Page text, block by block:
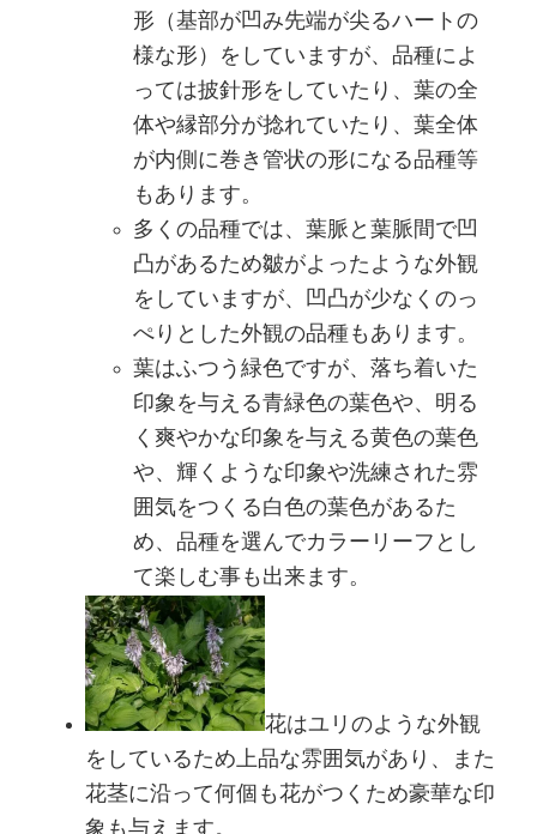
形（基部が凹み先端が尖るハートの
様な形）をしていますが、品種によ
っては披針形をしていたり、葉の全
体や縁部分が捻れていたり、葉全体
が内側に巻き管状の形になる品種等
もあります。
多くの品種では、葉脈と葉脈間で凹
凸があるため皺がよったような外観
をしていますが、凹凸が少なくのっ
ぺりとした外観の品種もあります。
葉はふつう緑色ですが、落ち着いた
印象を与える青緑色の葉色や、明る
く爽やかな印象を与える黄色の葉色
や、輝くような印象や洗練された雰
囲気をつくる白色の葉色があるた
め、品種を選んでカラーリーフとし
て楽しむ事も出来ます。
花はユリのような外観
をしているため上品な雰囲気があり、また
花茎に沿って何個も花がつくため豪華な印
象も与えます。